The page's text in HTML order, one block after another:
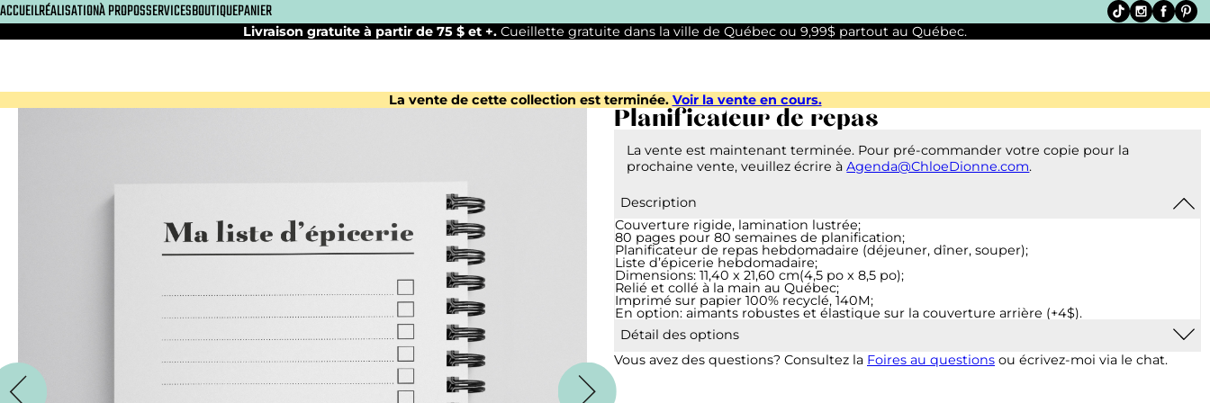
ACCUEILRÉALISATIONÀ PROPOSSERVICESBOUTIQUEPANIER
Livraison gratuite à partir de 75 $ et +. Cueillette gratuite dans la ville de Québec ou 9,99$ partout au Québec.
La vente de cette collection est terminée. Voir la vente en cours.
Planificateur de repas
La vente est maintenant terminée. Pour pré-commander votre copie pour la
prochaine vente, veuillez écrire àAgenda@ChloeDionne.com.
Description
Couverture rigide, lamination lustrée;
80 pages pour 80 semaines de planification;
Planificateur de repas hebdomadaire (déjeuner, dîner, souper);
Liste d’épicerie hebdomadaire;
Dimensions: 11,40 x 21,60 cm(4,5 po x 8,5 po);
Relié et collé à la main au Québec;
Imprimé sur papier 100% recyclé, 140M;
En option: aimants robustes et élastique sur la couverture arrière (+4$).
Détail des options
Aimants et élastique :Des aimants robustes sont ajoutés à la couverture arrière afin de
garder votre planificateur en vue sur votre réfrigérateur.
Marque-page aimanté :
Il sera sélectionné parmi blanc, noir ou turquoise, en fonction de votre modèle de
Vous avez des questions? Consultez la Foires au questions ou écrivez-moi via le chat.